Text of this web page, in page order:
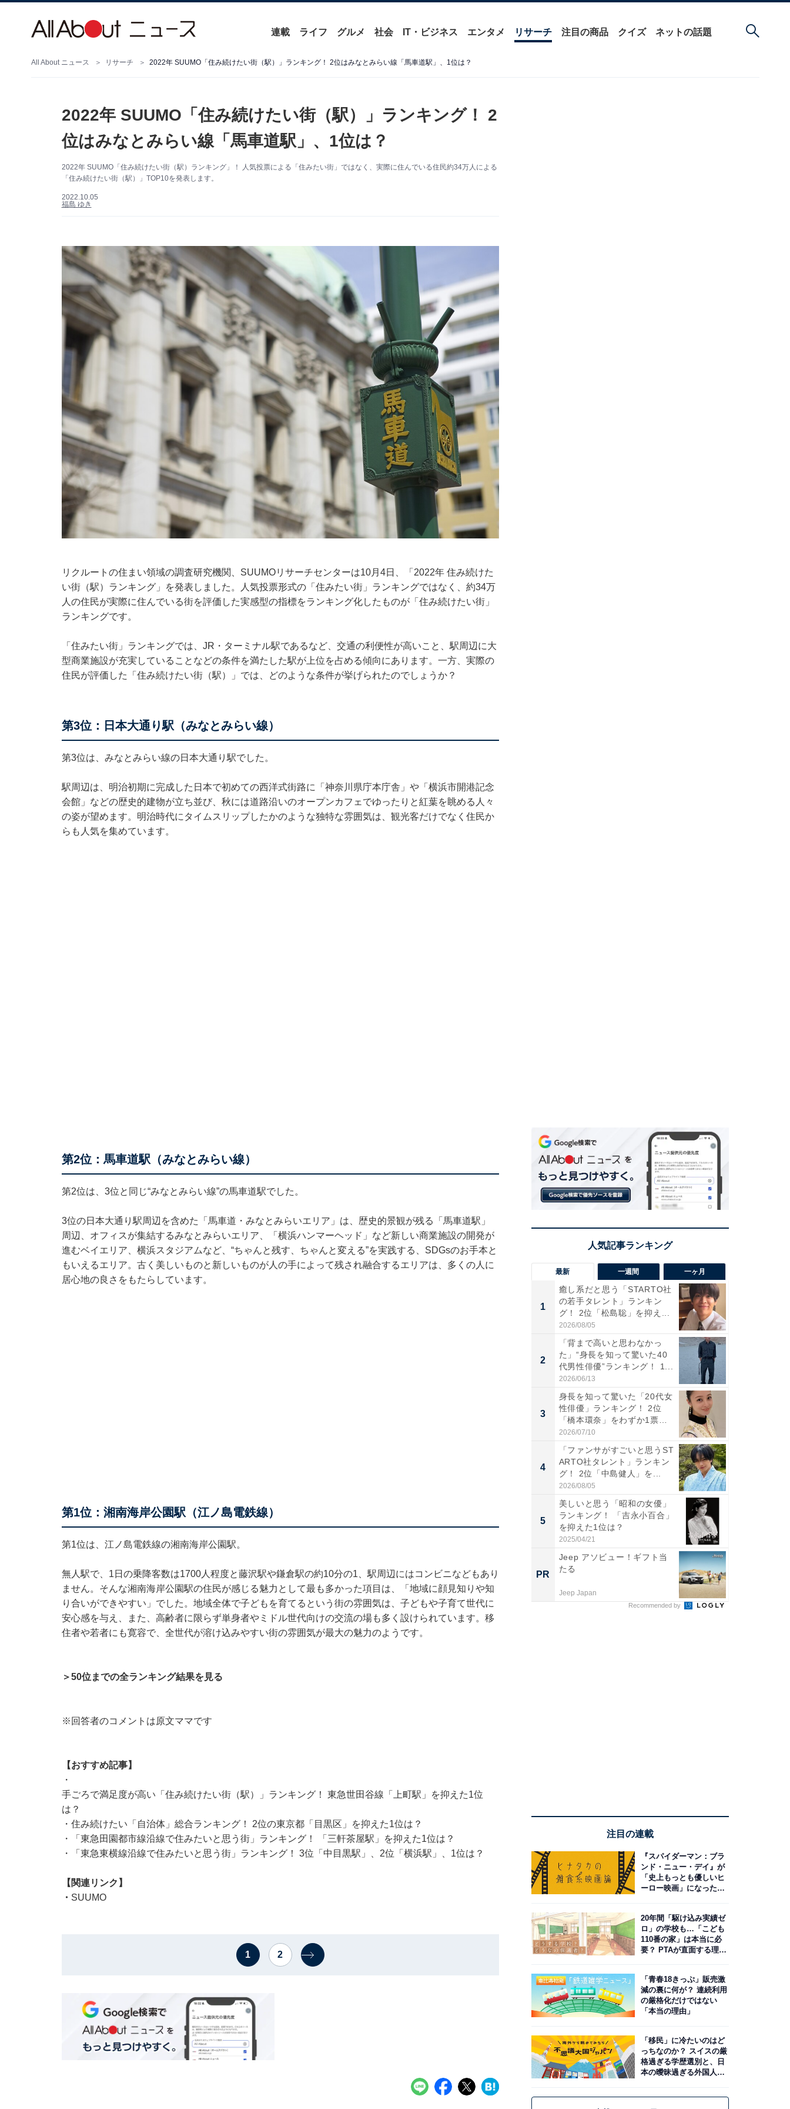
連載 ライフ グルメ 社会 IT・ビジネス エンタメ リサーチ 注目の商品 クイズ ネットの話題
All About ニュース リサーチ 2022年 SUUMO「住み続けたい街（駅）」ランキング！ 2位はみなとみらい線「馬車道駅」、1位は？
2022年 SUUMO「住み続けたい街（駅）」ランキング！ 2
位はみなとみらい線「馬車道駅」、1位は？
2022年 SUUMO「住み続けたい街（駅）ランキング」！ 人気投票による「住みたい街」ではなく、実際に住んでいる住民約34万人による
「住み続けたい街（駅）」TOP10を発表します。
2022.10.05
福島 ゆき
リクルートの住まい領域の調査研究機関、SUUMOリサーチセンターは10月4日、「2022年 住み続けた
い街（駅）ランキング」を発表しました。人気投票形式の「住みたい街」ランキングではなく、約34万
人の住民が実際に住んでいる街を評価した実感型の指標をランキング化したものが「住み続けたい街」
ランキングです。
「住みたい街」ランキングでは、JR・ターミナル駅であるなど、交通の利便性が高いこと、駅周辺に大
型商業施設が充実していることなどの条件を満たした駅が上位を占める傾向にあります。一方、実際の
住民が評価した「住み続けたい街（駅）」では、どのような条件が挙げられたのでしょうか？
第3位：日本大通り駅（みなとみらい線）
第3位は、みなとみらい線の日本大通り駅でした。
駅周辺は、明治初期に完成した日本で初めての西洋式街路に「神奈川県庁本庁舎」や「横浜市開港記念
会館」などの歴史的建物が立ち並び、秋には道路沿いのオープンカフェでゆったりと紅葉を眺める人々
の姿が望めます。明治時代にタイムスリップしたかのような独特な雰囲気は、観光客だけでなく住民か
らも人気を集めています。
第2位：馬車道駅（みなとみらい線）
第2位は、3位と同じ“みなとみらい線”の馬車道駅でした。
3位の日本大通り駅周辺を含めた「馬車道・みなとみらいエリア」は、歴史的景観が残る「馬車道駅」
周辺、オフィスが集結するみなとみらいエリア、「横浜ハンマーヘッド」など新しい商業施設の開発が
進むベイエリア、横浜スタジアムなど、“ちゃんと残す、ちゃんと変える”を実践する、SDGsのお手本と
もいえるエリア。古く美しいものと新しいものが人の手によって残され融合するエリアは、多くの人に
居心地の良さをもたらしています。
第1位：湘南海岸公園駅（江ノ島電鉄線）
第1位は、江ノ島電鉄線の湘南海岸公園駅。
無人駅で、1日の乗降客数は1700人程度と藤沢駅や鎌倉駅の約10分の1、駅周辺にはコンビニなどもあり
ません。そんな湘南海岸公園駅の住民が感じる魅力として最も多かった項目は、「地域に顔見知りや知
り合いができやすい」でした。地域全体で子どもを育てるという街の雰囲気は、子どもや子育て世代に
安心感を与え、また、高齢者に限らず単身者やミドル世代向けの交流の場も多く設けられています。移
住者や若者にも寛容で、全世代が溶け込みやすい街の雰囲気が最大の魅力のようです。
＞50位までの全ランキング結果を見る
※回答者のコメントは原文ママです
【おすすめ記事】
・
手ごろで満足度が高い「住み続けたい街（駅）」ランキング！ 東急世田谷線「上町駅」を抑えた1位
は？
・ 住み続けたい「自治体」総合ランキング！ 2位の東京都「目黒区」を抑えた1位は？
・
「東急田園都市線沿線で住みたいと思う街」ランキング！ 「三軒茶屋駅」を抑えた1位は？
・
「東急東横線沿線で住みたいと思う街」ランキング！ 3位「中目黒駅」、2位「横浜駅」、1位は？
【関連リンク】
・ SUUMO
1 2
最新 一週間 一ヶ月
1
癒し系だと思う「STARTO社
の若手タレント」ランキン
グ！ 2位「松島聡」を抑え...
2026/08/05
2
「背まで高いと思わなかっ
た」“身長を知って驚いた40
代男性俳優”ランキング！ 1...
2026/06/13
3
身長を知って驚いた「20代女
性俳優」ランキング！ 2位
「橋本環奈」をわずか1票
差...
2026/07/10
4
「ファンサがすごいと思うST
ARTO社タレント」ランキン
グ！ 2位「中島健人」を...
2026/08/05
5
美しいと思う「昭和の女優」
ランキング！ 「吉永小百合」
を抑えた1位は？
2025/04/21
PR
Jeep アソビュー！ギフト当
たる
Jeep Japan
Recommended by
注目の連載
『スパイダーマン：ブラ
ンド・ニュー・デイ』が
「史上もっとも優しいヒ
ーロー映画」になった理
20年間「駆け込み実績ゼ
ロ」の学校も…「こども
110番の家」は本当に必
要？ PTAが直面する理想
「青春18きっぷ」販売激
減の裏に何が？ 連続利用
の厳格化だけではない
「本当の理由」
「移民」に冷たいのはど
っちなのか？ スイスの厳
格過ぎる学歴選別と、日
本の曖昧過ぎる外国人政